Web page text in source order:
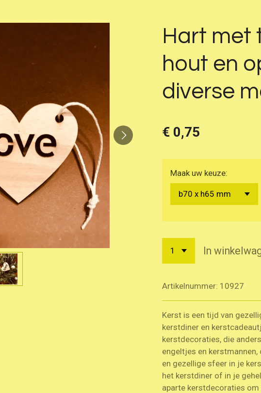
Hart met
hout en
diverse
€ 0,75
Maak uw keuze:
In
Artikelnummer: 10927
Kerst is een tijd van
kerstdiner en
kerstdecoraties, die
engeltjes en
en gezellige sfeer in je
het kerstdiner of in je
aparte kerstdecoraties om